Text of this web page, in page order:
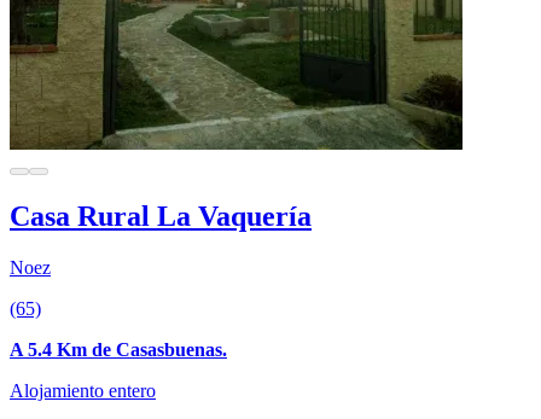
Casa Rural La Vaquería
Noez
(65)
A 5.4 Km de Casasbuenas.
Alojamiento entero